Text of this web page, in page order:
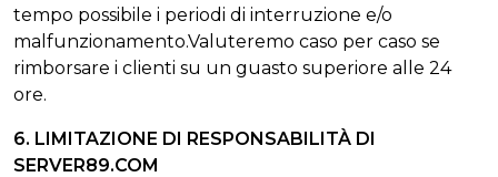
tempo possibile i periodi di interruzione e/o
malfunzionamento.Valuteremo caso per caso se
rimborsare i clienti su un guasto superiore alle 24
ore.
6. LIMITAZIONE DI RESPONSABILITÀ DI
SERVER89.COM